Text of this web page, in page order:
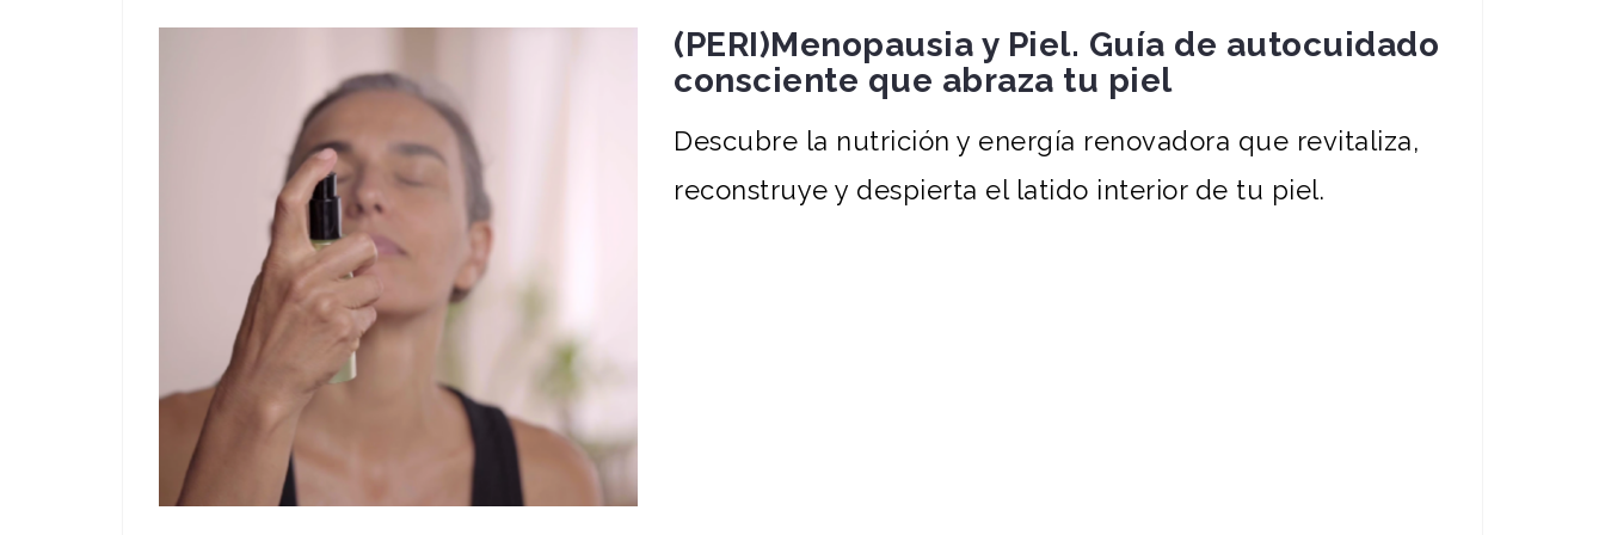
(PERI)Menopausia y Piel. Guía de autocuidado
consciente que abraza tu piel
Descubre la nutrición y energía renovadora que revitaliza,
reconstruye y despierta el latido interior de tu piel.